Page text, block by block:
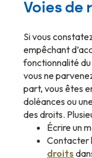
Voies de
Si vous
empêchant
fonctionnalité du
vous ne
part, vous êtes
doléances ou
des droits.
Écrire un
Contacter
droits